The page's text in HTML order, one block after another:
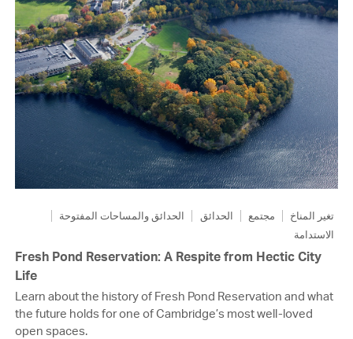
تغير المناخ مجتمع الحدائق
الحدائق والمساحات المفتوحة
الاستدامة
Fresh Pond Reservation: A Respite from Hectic City
Life
Learn about the history of Fresh Pond Reservation and what
the future holds for one of Cambridge’s most well-loved
open spaces.